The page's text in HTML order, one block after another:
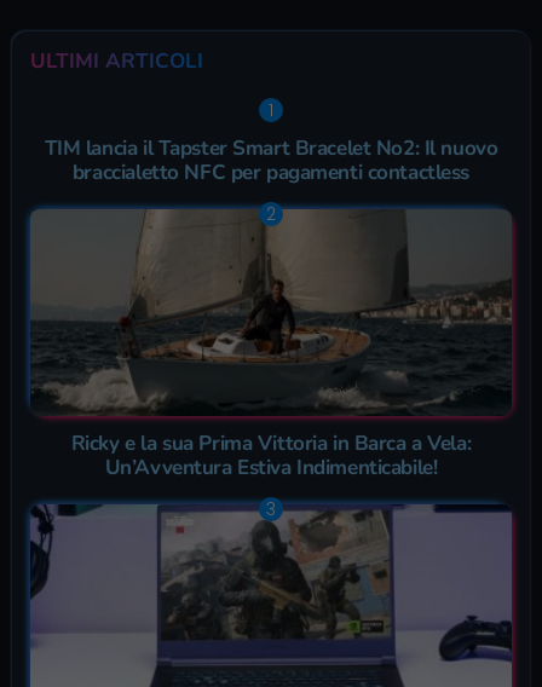
ULTIMI ARTICOLI
TIM lancia il Tapster Smart Bracelet No2: Il nuovo
braccialetto NFC per pagamenti contactless
Ricky e la sua Prima Vittoria in Barca a Vela:
Un’Avventura Estiva Indimenticabile!